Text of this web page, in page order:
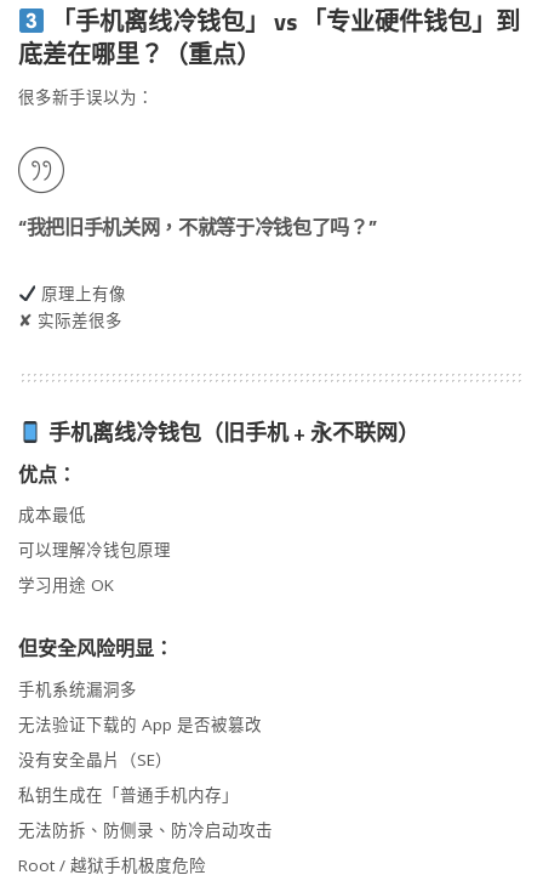
「手机离线冷钱包」 vs 「专业硬件钱包」到
底差在哪里？（重点）
很多新手误以为：
“我把旧手机关网，不就等于冷钱包了吗？”
原理上有像
✘ 实际差很多
手机离线冷钱包（旧手机 + 永不联网）
优点：
成本最低
可以理解冷钱包原理
学习用途 OK
但安全风险明显：
手机系统漏洞多
无法验证下载的 App 是否被篡改
没有安全晶片（SE）
私钥生成在「普通手机内存」
无法防拆、防侧录、防冷启动攻击
Root / 越狱手机极度危险